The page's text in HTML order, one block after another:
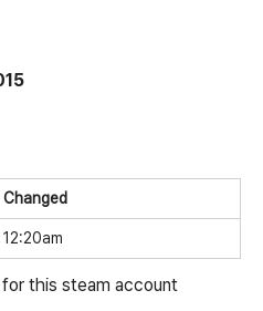
this steam account